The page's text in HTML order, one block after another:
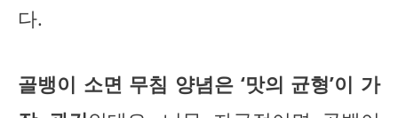
다.
골뱅이 소면 무침 양념은 ‘맛의 균형’이 가